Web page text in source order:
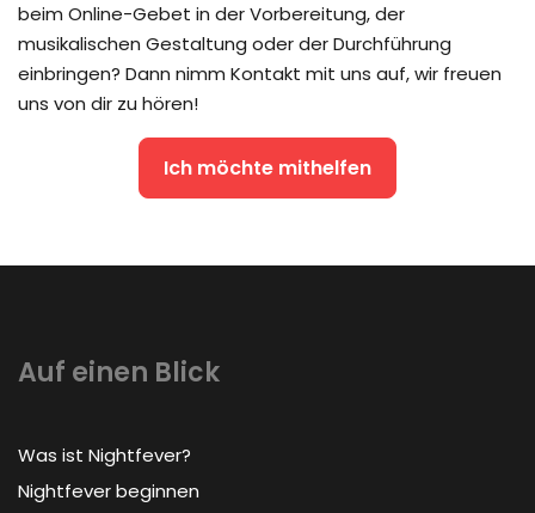
beim Online-Gebet in der Vorbereitung, der
musikalischen Gestaltung oder der Durchführung
einbringen? Dann nimm Kontakt mit uns auf, wir freuen
uns von dir zu hören!
Ich möchte mithelfen
Auf einen Blick
Was ist Nightfever?
Nightfever beginnen